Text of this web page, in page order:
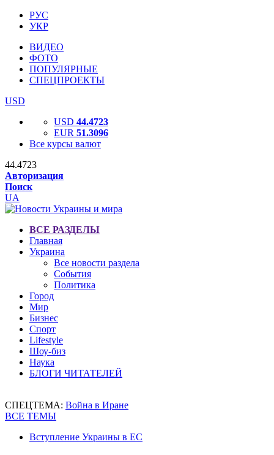
РУС
УКР
ВИДЕО
ФОТО
ПОПУЛЯРНЫЕ
СПЕЦПРОЕКТЫ
USD
USD 44.4723
EUR 51.3096
Все курсы валют
44.4723
Авторизация
Поиск
UA
ВСЕ РАЗДЕЛЫ
Главная
Украина
Все новости раздела
События
Политика
Город
Мир
Бизнес
Спорт
Lifestyle
Шоу-биз
Наука
БЛОГИ ЧИТАТЕЛЕЙ
СПЕЦТЕМА: Война в Иране
ВСЕ ТЕМЫ
Вступление Украины в ЕС